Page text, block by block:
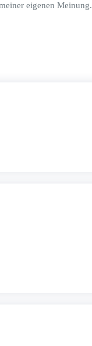
eigenen Meinung.